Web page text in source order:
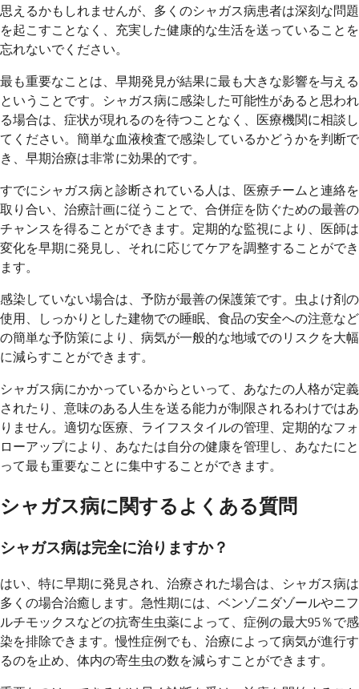
思えるかもしれませんが、多くのシャガス病患者は深刻な問題
を起こすことなく、充実した健康的な生活を送っていることを
忘れないでください。
最も重要なことは、早期発見が結果に最も大きな影響を与える
ということです。シャガス病に感染した可能性があると思われ
る場合は、症状が現れるのを待つことなく、医療機関に相談し
てください。簡単な血液検査で感染しているかどうかを判断で
き、早期治療は非常に効果的です。
すでにシャガス病と診断されている人は、医療チームと連絡を
取り合い、治療計画に従うことで、合併症を防ぐための最善の
チャンスを得ることができます。定期的な監視により、医師は
変化を早期に発見し、それに応じてケアを調整することができ
ます。
感染していない場合は、予防が最善の保護策です。虫よけ剤の
使用、しっかりとした建物での睡眠、食品の安全への注意など
の簡単な予防策により、病気が一般的な地域でのリスクを大幅
に減らすことができます。
シャガス病にかかっているからといって、あなたの人格が定義
されたり、意味のある人生を送る能力が制限されるわけではあ
りません。適切な医療、ライフスタイルの管理、定期的なフォ
ローアップにより、あなたは自分の健康を管理し、あなたにと
って最も重要なことに集中することができます。
シャガス病に関するよくある質問
シャガス病は完全に治りますか？
はい、特に早期に発見され、治療された場合は、シャガス病は
多くの場合治癒します。急性期には、ベンゾニダゾールやニフ
ルチモックスなどの抗寄生虫薬によって、症例の最大95％で感
染を排除できます。慢性症例でも、治療によって病気が進行す
るのを止め、体内の寄生虫の数を減らすことができます。